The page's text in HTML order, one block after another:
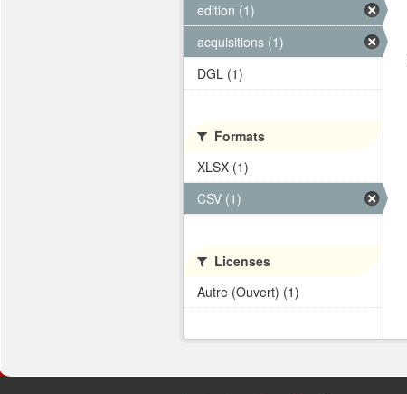
edition (1)
acquisitions (1)
DGL (1)
Formats
XLSX (1)
CSV (1)
Licenses
Autre (Ouvert) (1)